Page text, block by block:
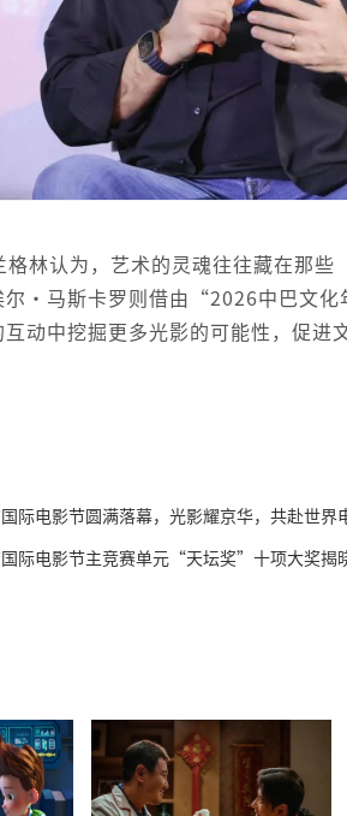
林认为，艺术的灵魂往往藏在那
尔·马斯卡罗则借由“2026中巴文
动中挖掘更多光影的可能性，促进
际电影节圆满落幕，光影耀京华，共赴世界
际电影节主竞赛单元“天坛奖”十项大奖揭